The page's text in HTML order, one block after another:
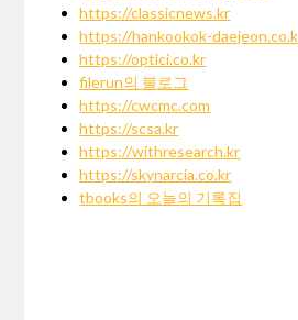
https://classicnews.kr
https://hankookok-
https://optici.co.kr
filerun의 블로그
https://cwcmc.com
https://scsa.kr
https://withresearch.kr
https://skynarcia.co.kr
tbooks의 오늘의 기록집